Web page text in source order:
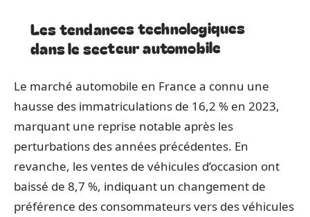
Les tendances technologiques
dans le secteur automobile
Le marché automobile en France a connu une
hausse des immatriculations de 16,2 % en 2023,
marquant une reprise notable après les
perturbations des années précédentes. En
revanche, les ventes de véhicules d’occasion ont
baissé de 8,7 %, indiquant un changement de
préférence des consommateurs vers des véhicules